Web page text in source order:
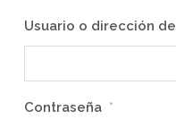
Usuario o dirección
Contraseña *